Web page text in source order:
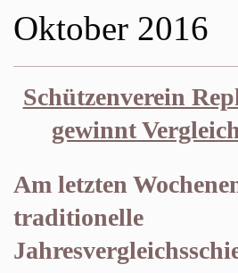
Oktober 2016
Schützenverein
gewinnt
Am letzten
traditionelle